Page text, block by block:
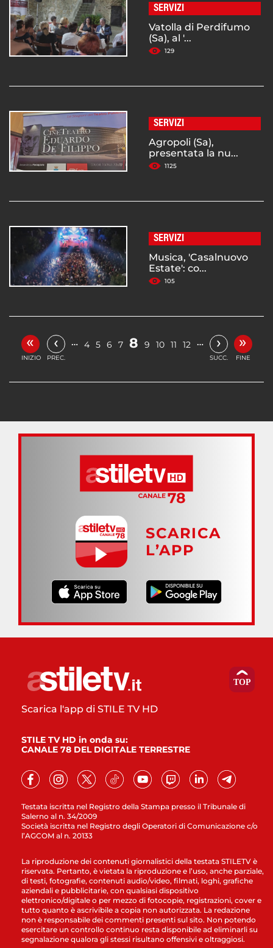
SERVIZI
Vatolla di Perdifumo
(Sa), al '...
129
SERVIZI
Agropoli (Sa),
presentata la nu...
1125
SERVIZI
Musica, 'Casalnuovo
Estate': co...
105
«
INIZIO
‹
PREC.
… 4 5 6 7 8 9 10 11 12 … ›
SUCC.
»
FINE
SCARICA
L’APP
Testata iscritta nel Registro della Stampa presso il Tribunale di
Salerno al n. 34/2009
Società iscritta nel Registro degli Operatori di Comunicazione c/o
l’AGCOM al n. 20133
Scarica l'app di STILE TV HD
STILE TV HD in onda su:
CANALE 78 DEL DIGITALE TERRESTRE
La riproduzione dei contenuti giornalistici della testata STILETV è
riservata. Pertanto, è vietata la riproduzione e l’uso, anche parziale,
di testi, fotografie, contenuti audio/video, filmati, loghi, grafiche
aziendali e pubblicitarie, con qualsiasi dispositivo
elettronico/digitale o per mezzo di fotocopie, registrazioni, cover e
tutto quanto è ascrivibile a copia non autorizzata. La redazione
non è responsabile dei commenti presenti sul sito. Non potendo
esercitare un controllo continuo resta disponibile ad eliminarli su
segnalazione qualora gli stessi risultano offensivi e oltraggiosi.